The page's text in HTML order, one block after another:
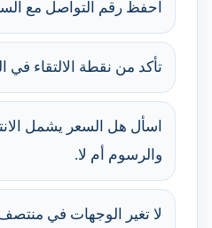
احفظ رقم التواصل مع
تأكد من نقطة الالتقاء في
اسأل هل السعر يشمل
والرسوم أم لا.
لا تغير الوجهات في منتصف